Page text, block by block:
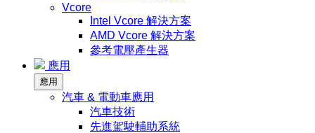
Vcore
Intel Vcore 解決方案
AMD Vcore 解決方案
參考電壓產生器
應用
應用
汽車 & 電動車應用
汽車技術
先進駕駛輔助系統